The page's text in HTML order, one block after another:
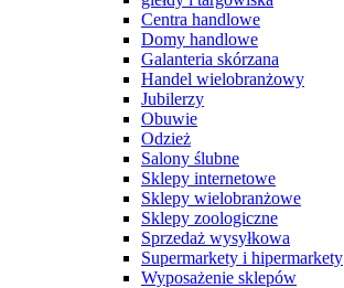
Centra handlowe
Domy handlowe
Galanteria skórzana
Handel wielobranżowy
Jubilerzy
Obuwie
Odzież
Salony ślubne
Sklepy internetowe
Sklepy wielobranżowe
Sklepy zoologiczne
Sprzedaż wysyłkowa
Supermarkety i hipermarkety
Wyposażenie sklepów